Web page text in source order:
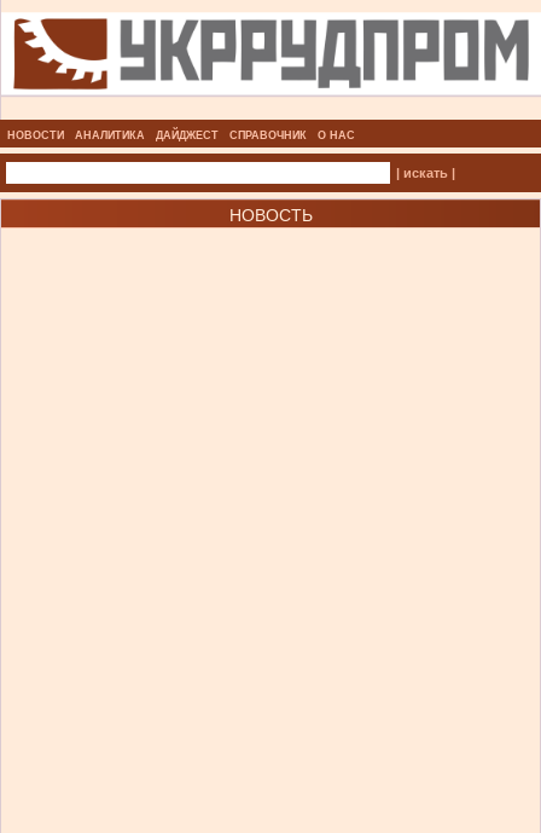
НОВОСТИ АНАЛИТИКА ДАЙДЖЕСТ СПРАВОЧНИК О НАС
| искать |
НОВОСТЬ